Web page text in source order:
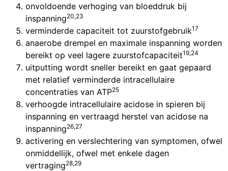
onvoldoende verhoging van bloeddruk bij
inspanning20,23
verminderde capaciteit tot zuurstofgebruik17
anaerobe drempel en maximale inspanning worden
bereikt op veel lagere zuurstofcapaciteit19,24
uitputting wordt sneller bereikt en gaat gepaard
met relatief verminderde intracellulaire
concentraties van ATP25
verhoogde intracellulaire acidose in spieren bij
inspanning en vertraagd herstel van acidose na
inspanning26,27
activering en verslechtering van symptomen, ofwel
onmiddellijk, ofwel met enkele dagen
vertraging28,29